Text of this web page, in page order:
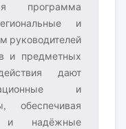
программа
и
руководителей
и предметных
дают
и
обеспечивая
и надёжные